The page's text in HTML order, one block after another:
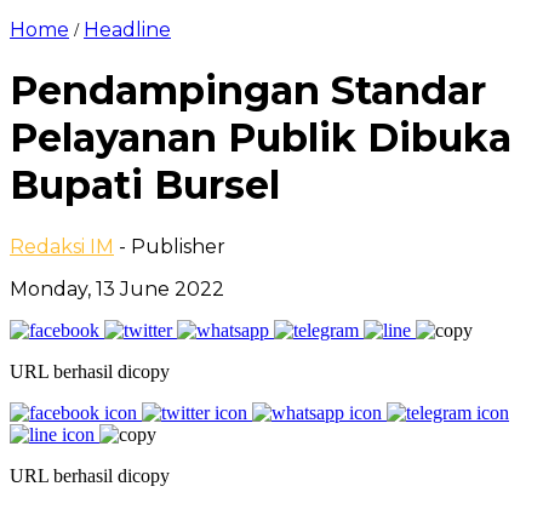
Home / Headline
Pendampingan Standar
Pelayanan Publik Dibuka
Bupati Bursel
Redaksi IM - Publisher
Monday, 13 June 2022
URL berhasil dicopy
URL berhasil dicopy